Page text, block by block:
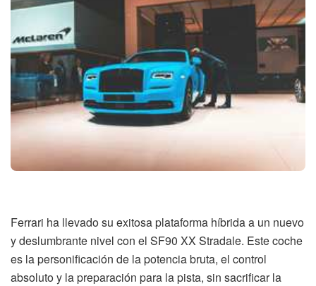
Ferrari ha llevado su exitosa plataforma híbrida a un nuevo
y deslumbrante nivel con el SF90 XX Stradale. Este coche
es la personificación de la potencia bruta, el control
absoluto y la preparación para la pista, sin sacrificar la